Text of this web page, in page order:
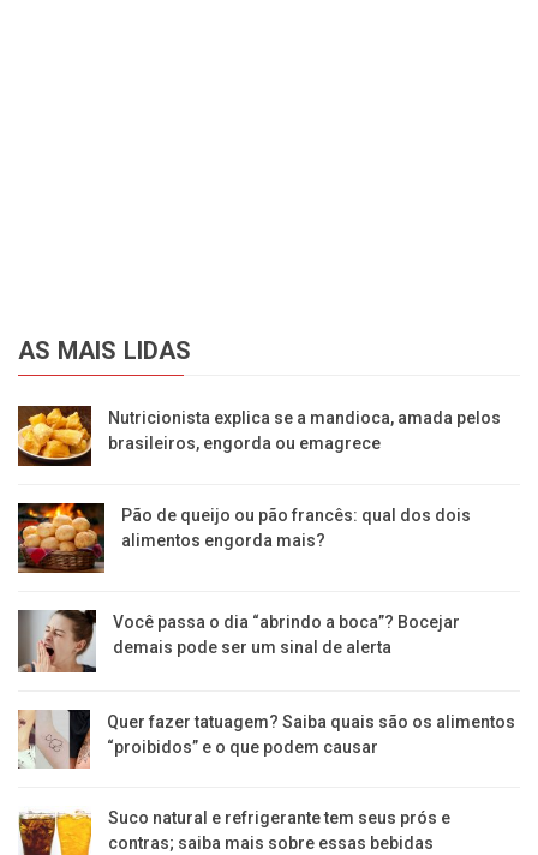
AS MAIS LIDAS
Nutricionista explica se a mandioca, amada pelos
brasileiros, engorda ou emagrece
Pão de queijo ou pão francês: qual dos dois
alimentos engorda mais?
Você passa o dia “abrindo a boca”? Bocejar
demais pode ser um sinal de alerta
Quer fazer tatuagem? Saiba quais são os alimentos
“proibidos” e o que podem causar
Suco natural e refrigerante tem seus prós e
contras; saiba mais sobre essas bebidas